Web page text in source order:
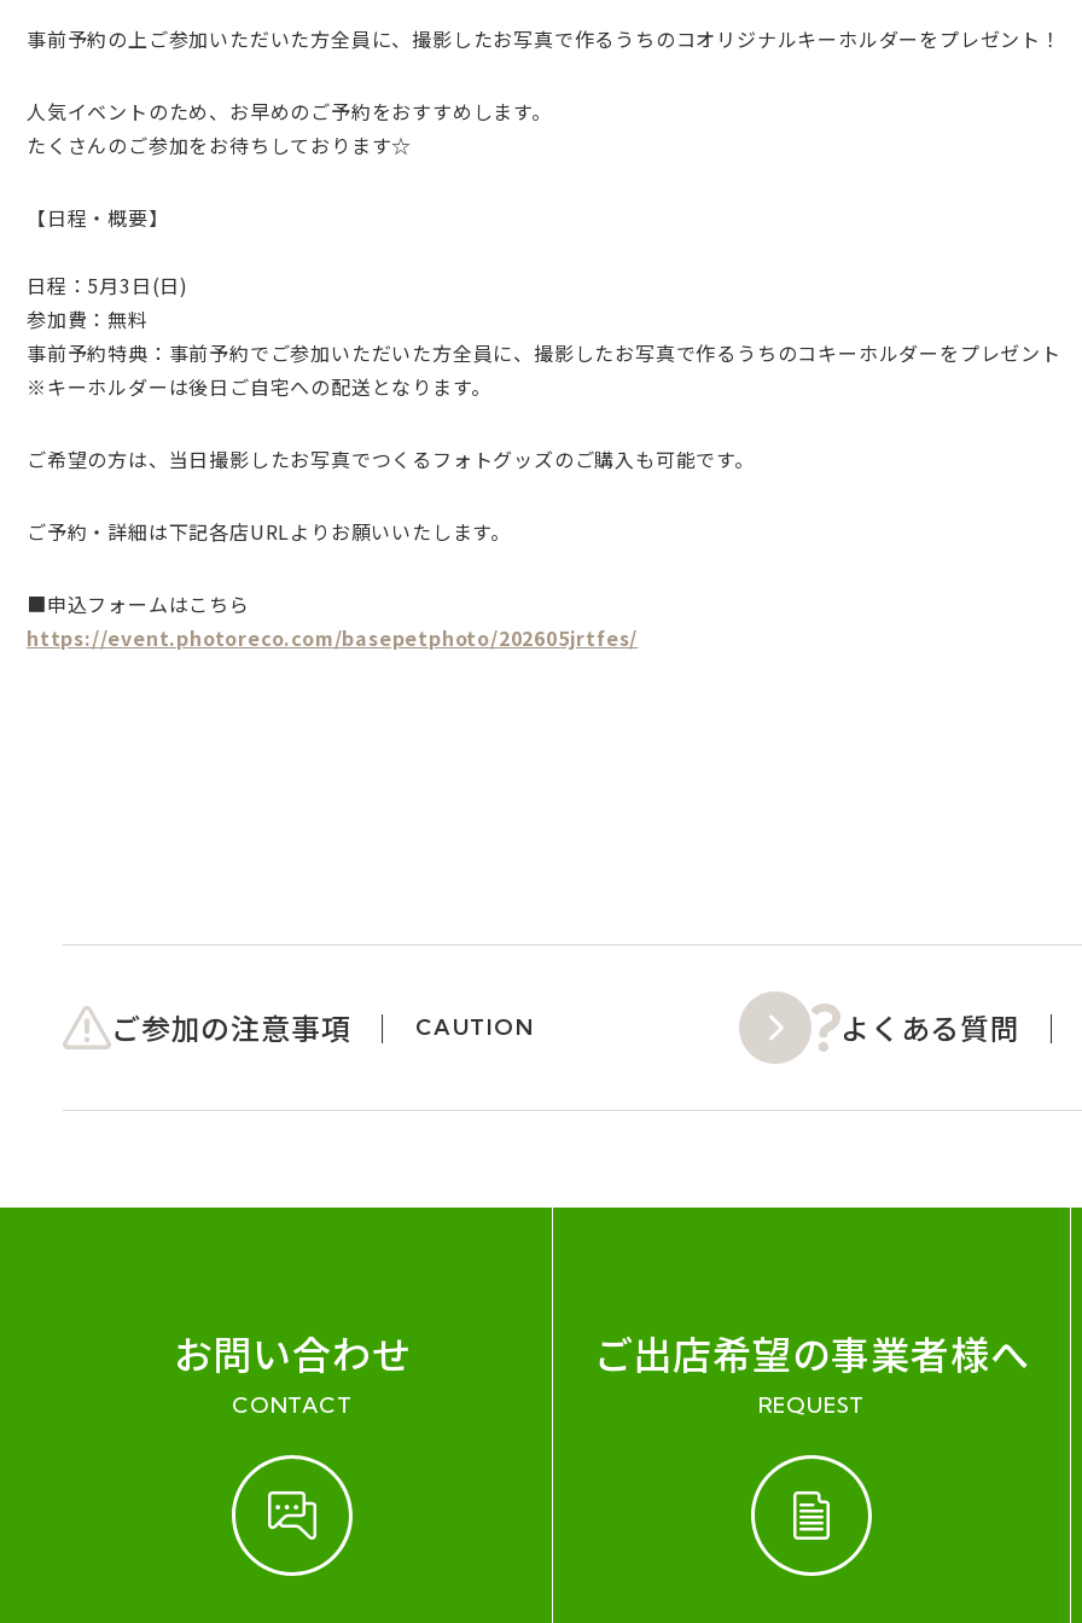
事前予約の上ご参加いただいた方全員に、撮影したお写真で作るうちのコオリジナルキーホルダーをプレゼント！
人気イベントのため、お早めのご予約をおすすめします。
たくさんのご参加をお待ちしております☆
【日程・概要】
日程：5月3日(日)
参加費：無料
事前予約特典：事前予約でご参加いただいた方全員に、撮影したお写真で作るうちのコキーホルダーをプレゼント
※キーホルダーは後日ご自宅への配送となります。
ご希望の方は、当日撮影したお写真でつくるフォトグッズのご購入も可能です。
ご予約・詳細は下記各店URLよりお願いいたします。
■申込フォームはこちら
https://event.photoreco.com/basepetphoto/202605jrtfes/
ご参加の注意事項 CAUTION よくある質問
お問い合わせ
CONTACT
ご出店希望の事業者様へ
REQUEST